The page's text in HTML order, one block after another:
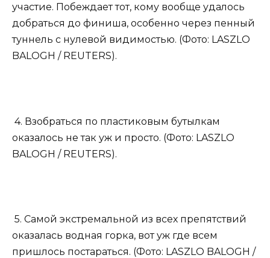
участие. Побеждает тот, кому вообще удалось
добраться до финиша, особенно через пенный
туннель с нулевой видимостью. (Фото: LASZLO
BALOGH / REUTERS).
4. Взобраться по пластиковым бутылкам
оказалось не так уж и просто. (Фото: LASZLO
BALOGH / REUTERS).
5. Самой экстремальной из всех препятствий
оказалась водная горка, вот уж где всем
пришлось постараться. (Фото: LASZLO BALOGH /